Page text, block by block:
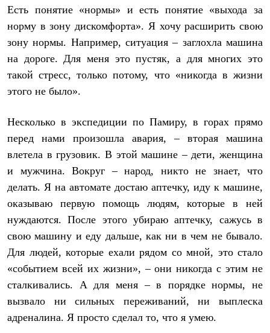
Есть понятие «нормы» и есть понятие «выхода за
норму в зону дискомфорта». Я хочу расширить свою
зону нормы. Например, ситуация – заглохла машина
на дороге. Для меня это пустяк, а для многих это
такой стресс, только потому, что «никогда в жизни
этого не было».
Несколько в экспедиции по Памиру, в горах прямо
перед нами произошла авария, – вторая машина
влетела в грузовик. В этой машине – дети, женщина
и мужчина. Вокруг – народ, никто не знает, что
делать. Я на автомате достаю аптечку, иду к машине,
оказываю первую помощь людям, которые в ней
нуждаются. После этого убираю аптечку, сажусь в
свою машину и еду дальше, как ни в чем не бывало.
Для людей, которые ехали рядом со мной, это стало
«событием всей их жизни», – они никогда с этим не
сталкивались. А для меня – в порядке нормы, не
вызвало ни сильных переживаний, ни выплеска
адреналина. Я просто сделал то, что я умею.